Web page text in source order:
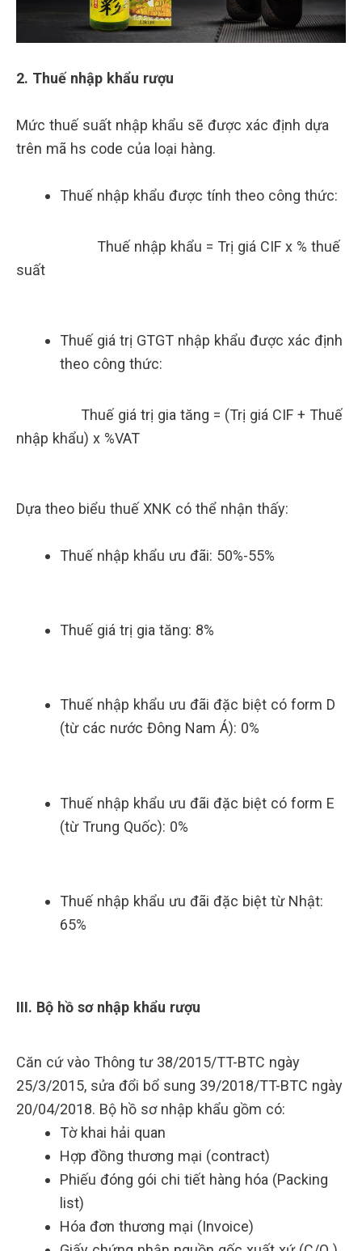
2. Thuế nhập khẩu rượu
Mức thuế suất nhập khẩu sẽ được xác định dựa
trên mã hs code của loại hàng.
Thuế nhập khẩu được tính theo công thức:
Thuế nhập khẩu = Trị giá CIF x % thuế
suất
Thuế giá trị GTGT nhập khẩu được xác định
theo công thức:
Thuế giá trị gia tăng = (Trị giá CIF + Thuế
nhập khẩu) x %VAT
Dựa theo biểu thuế XNK có thể nhận thấy:
Thuế nhập khẩu ưu đãi: 50%-55%
Thuế giá trị gia tăng: 8%
Thuế nhập khẩu ưu đãi đặc biệt có form D
(từ các nước Đông Nam Á): 0%
Thuế nhập khẩu ưu đãi đặc biệt có form E
(từ Trung Quốc): 0%
Thuế nhập khẩu ưu đãi đặc biệt từ Nhật:
65%
III. Bộ hồ sơ nhập khẩu rượu
Căn cứ vào Thông tư 38/2015/TT-BTC ngày
25/3/2015, sửa đổi bổ sung 39/2018/TT-BTC ngày
20/04/2018. Bộ hồ sơ nhập khẩu gồm có:
Tờ khai hải quan
Hợp đồng thương mại (contract)
Phiếu đóng gói chi tiết hàng hóa (Packing
list)
Hóa đơn thương mại (Invoice)